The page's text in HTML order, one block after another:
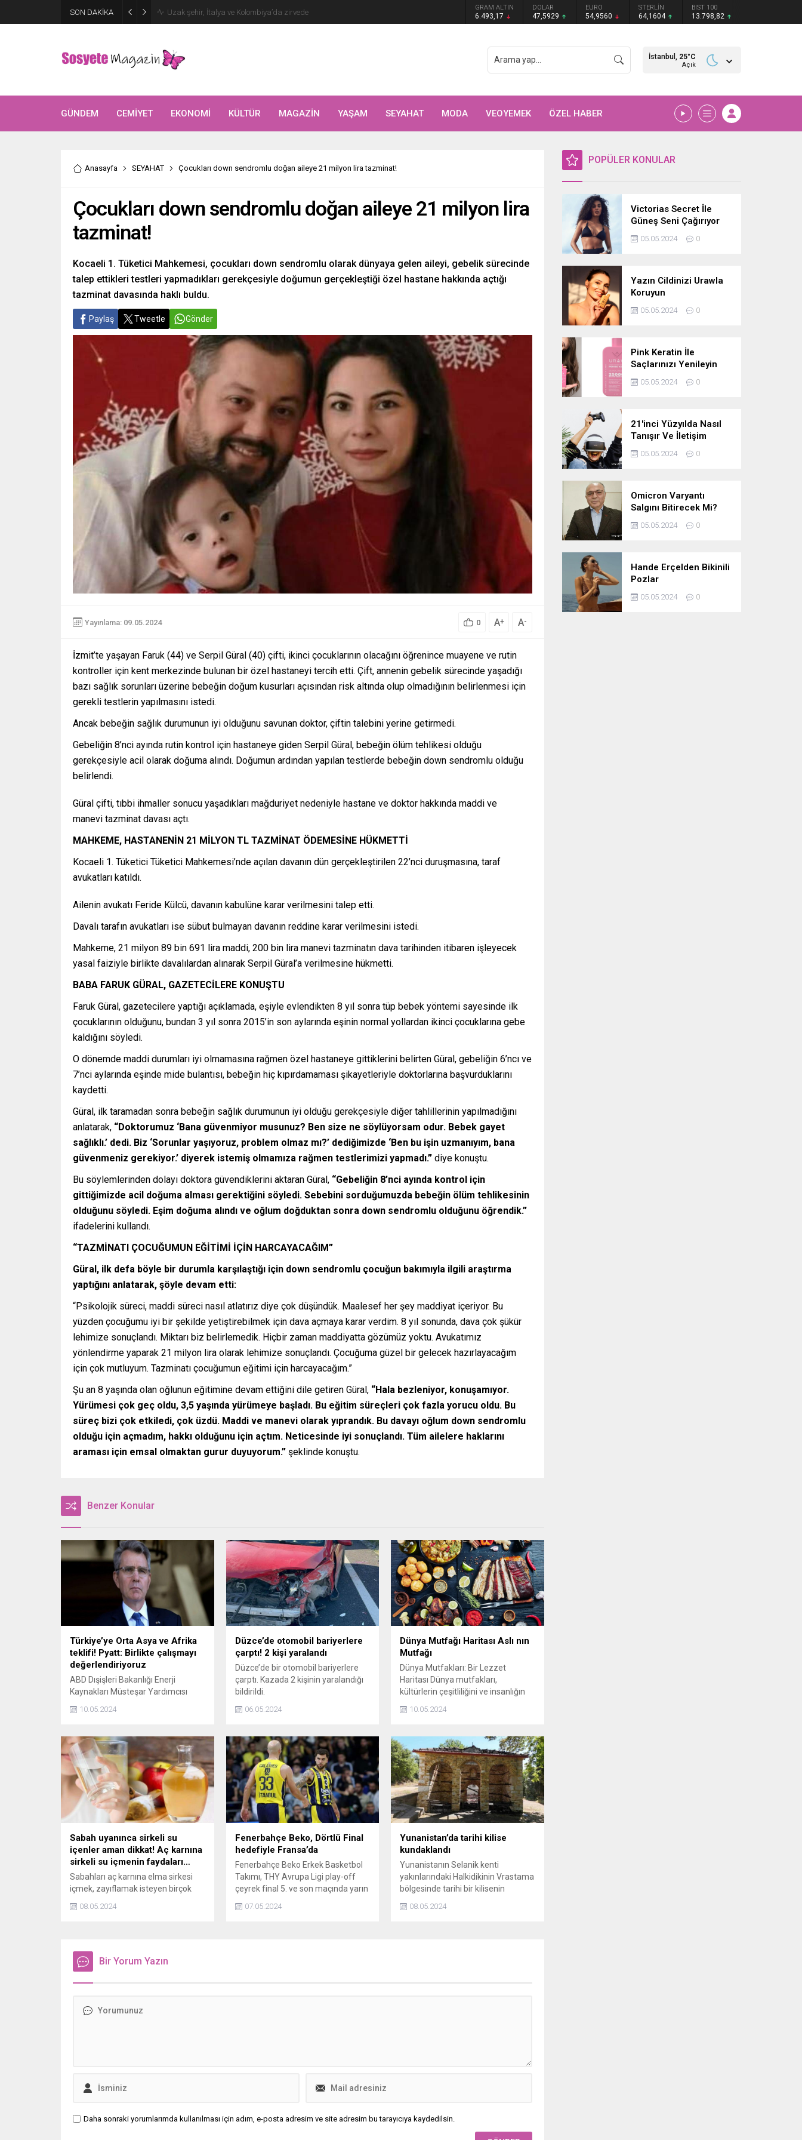
SON DAKİKA
Aşkları sette başladı! Serra Arıtürk’ten sevgilisi Aytaç Şaşmaz’a romantik
kutlama
GRAM ALTIN
6.493,17
DOLAR
47,5929
EURO
54,9560
STERLİN
64,1604
BIST 100
13.798,82
İstanbul, 25°C
Açık
GÜNDEM CEMİYET EKONOMİ KÜLTÜR MAGAZİN YAŞAM SEYAHAT MODA VEOYEMEK ÖZEL HABER
Anasayfa SEYAHAT Çocukları down sendromlu doğan aileye 21 milyon lira tazminat!
Çocukları down sendromlu doğan aileye 21 milyon lira
tazminat!
Kocaeli 1. Tüketici Mahkemesi, çocukları down sendromlu olarak dünyaya gelen aileyi, gebelik sürecinde
talep ettikleri testleri yapmadıkları gerekçesiyle doğumun gerçekleştiği özel hastane hakkında açtığı
tazminat davasında haklı buldu.
Paylaş Tweetle Gönder
Yayınlama: 09.05.2024 0 A+ A-
İzmit’te yaşayan Faruk (44) ve Serpil Güral (40) çifti, ikinci çocuklarının olacağını öğrenince muayene ve rutin
kontroller için kent merkezinde bulunan bir özel hastaneyi tercih etti. Çift, annenin gebelik sürecinde yaşadığı
bazı sağlık sorunları üzerine bebeğin doğum kusurları açısından risk altında olup olmadığının belirlenmesi için
gerekli testlerin yapılmasını istedi.
Ancak bebeğin sağlık durumunun iyi olduğunu savunan doktor, çiftin talebini yerine getirmedi.
Gebeliğin 8’nci ayında rutin kontrol için hastaneye giden Serpil Güral, bebeğin ölüm tehlikesi olduğu
gerekçesiyle acil olarak doğuma alındı. Doğumun ardından yapılan testlerde bebeğin down sendromlu olduğu
belirlendi.
Güral çifti, tıbbi ihmaller sonucu yaşadıkları mağduriyet nedeniyle hastane ve doktor hakkında maddi ve
manevi tazminat davası açtı.
MAHKEME, HASTANENİN 21 MİLYON TL TAZMİNAT ÖDEMESİNE HÜKMETTİ
Kocaeli 1. Tüketici Tüketici Mahkemesi’nde açılan davanın dün gerçekleştirilen 22’nci duruşmasına, taraf
avukatları katıldı.
Ailenin avukatı Feride Külcü, davanın kabulüne karar verilmesini talep etti.
Davalı tarafın avukatları ise sübut bulmayan davanın reddine karar verilmesini istedi.
Mahkeme, 21 milyon 89 bin 691 lira maddi, 200 bin lira manevi tazminatın dava tarihinden itibaren işleyecek
yasal faiziyle birlikte davalılardan alınarak Serpil Güral’a verilmesine hükmetti.
BABA FARUK GÜRAL, GAZETECİLERE KONUŞTU
Faruk Güral, gazetecilere yaptığı açıklamada, eşiyle evlendikten 8 yıl sonra tüp bebek yöntemi sayesinde ilk
çocuklarının olduğunu, bundan 3 yıl sonra 2015’in son aylarında eşinin normal yollardan ikinci çocuklarına gebe
kaldığını söyledi.
O dönemde maddi durumları iyi olmamasına rağmen özel hastaneye gittiklerini belirten Güral, gebeliğin 6’ncı ve
7’nci aylarında eşinde mide bulantısı, bebeğin hiç kıpırdamaması şikayetleriyle doktorlarına başvurduklarını
kaydetti.
Güral, ilk taramadan sonra bebeğin sağlık durumunun iyi olduğu gerekçesiyle diğer tahlillerinin yapılmadığını
anlatarak, “Doktorumuz ‘Bana güvenmiyor musunuz? Ben size ne söylüyorsam odur. Bebek gayet
sağlıklı.’ dedi. Biz ‘Sorunlar yaşıyoruz, problem olmaz mı?’ dediğimizde ‘Ben bu işin uzmanıyım, bana
güvenmeniz gerekiyor.’ diyerek istemiş olmamıza rağmen testlerimizi yapmadı.” diye konuştu.
Bu söylemlerinden dolayı doktora güvendiklerini aktaran Güral, “Gebeliğin 8’nci ayında kontrol için
gittiğimizde acil doğuma alması gerektiğini söyledi. Sebebini sorduğumuzda bebeğin ölüm tehlikesinin
olduğunu söyledi. Eşim doğuma alındı ve oğlum doğduktan sonra down sendromlu olduğunu öğrendik.”
ifadelerini kullandı.
“TAZMİNATI ÇOCUĞUMUN EĞİTİMİ İÇİN HARCAYACAĞIM”
Güral, ilk defa böyle bir durumla karşılaştığı için down sendromlu çocuğun bakımıyla ilgili araştırma
yaptığını anlatarak, şöyle devam etti:
“Psikolojik süreci, maddi süreci nasıl atlatırız diye çok düşündük. Maalesef her şey maddiyat içeriyor. Bu
yüzden çocuğumu iyi bir şekilde yetiştirebilmek için dava açmaya karar verdim. 8 yıl sonunda, dava çok şükür
lehimize sonuçlandı. Miktarı biz belirlemedik. Hiçbir zaman maddiyatta gözümüz yoktu. Avukatımız
yönlendirme yaparak 21 milyon lira olarak lehimize sonuçlandı. Çocuğuma güzel bir gelecek hazırlayacağım
için çok mutluyum. Tazminatı çocuğumun eğitimi için harcayacağım.”
Şu an 8 yaşında olan oğlunun eğitimine devam ettiğini dile getiren Güral, “Hala bezleniyor, konuşamıyor.
Yürümesi çok geç oldu, 3,5 yaşında yürümeye başladı. Bu eğitim süreçleri çok fazla yorucu oldu. Bu
süreç bizi çok etkiledi, çok üzdü. Maddi ve manevi olarak yıprandık. Bu davayı oğlum down sendromlu
olduğu için açmadım, hakkı olduğunu için açtım. Neticesinde iyi sonuçlandı. Tüm ailelere haklarını
araması için emsal olmaktan gurur duyuyorum.” şeklinde konuştu.
Benzer Konular
Türkiye’ye Orta Asya ve Afrika
teklifi! Pyatt: Birlikte çalışmayı
değerlendiriyoruz
ABD Dışişleri Bakanlığı Enerji
Kaynakları Müsteşar Yardımcısı
Geoffrey Pyatt, Türkiye ile ABD
arasında enerji alanında artan iş
10.05.2024
Düzce’de otomobil bariyerlere
çarptı! 2 kişi yaralandı
Düzce’de bir otomobil bariyerlere
çarptı. Kazada 2 kişinin yaralandığı
bildirildi.
06.05.2024
Dünya Mutfağı Haritası Aslı nın
Mutfağı
Dünya Mutfakları: Bir Lezzet
Haritası Dünya mutfakları,
kültürlerin çeşitliliğini ve insanlığın
yaratıcılığını yansıtan bir lezzet
haritasıdır. Her ülkenin kendine has
ritüelleri vardır. Bu yazıda, dünya
mutfaklarının zenginliğine ve
gastronomi turizminin yükselişine
bir göz atacağız.
10.05.2024
Sabah uyanınca sirkeli su
içenler aman dikkat! Aç karnına
sirkeli su içmenin faydaları…
Sabahları aç karnına elma sirkesi
içmek, zayıflamak isteyen birçok
Ancak, sabahları elma sirkesi
sirke kaç gün içilmeli?
08.05.2024
Fenerbahçe Beko, Dörtlü Final
hedefiyle Fransa’da
Fenerbahçe Beko Erkek Basketbol
Takımı, THY Avrupa Ligi play-off
çeyrek final 5. ve son maçında yarın
ekibiyle karşılaşacak.
07.05.2024
Yunanistan’da tarihi kilise
kundaklandı
Yunanistanın Selanik kenti
yakınlarındaki Halkidikinin Vrastama
bölgesinde tarihi bir kilisenin
geldiği bildirildi.
08.05.2024
Bir Yorum Yazın
Daha sonraki yorumlarımda kullanılması için adım, e-posta adresim ve site adresim bu tarayıcıya kaydedilsin.
POPÜLER KONULAR
Victorias Secret İle
Güneş Seni Çağırıyor
05.05.2024 0
Yazın Cildinizi Urawla
Koruyun
05.05.2024 0
Pink Keratin İle
Saçlarınızı Yenileyin
05.05.2024 0
21'inci Yüzyılda Nasıl
Tanışır Ve İletişim
Kurarız Ve Metaverse
Bunu Yakın Zamanda
05.05.2024 0
Omicron Varyantı
Salgını Bitirecek Mi?
05.05.2024 0
Hande Erçelden Bikinili
Pozlar
05.05.2024 0